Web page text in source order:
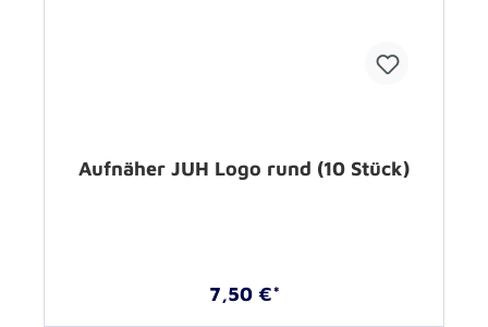
Aufnäher JUH Logo rund (10 Stück)
7,50 €*